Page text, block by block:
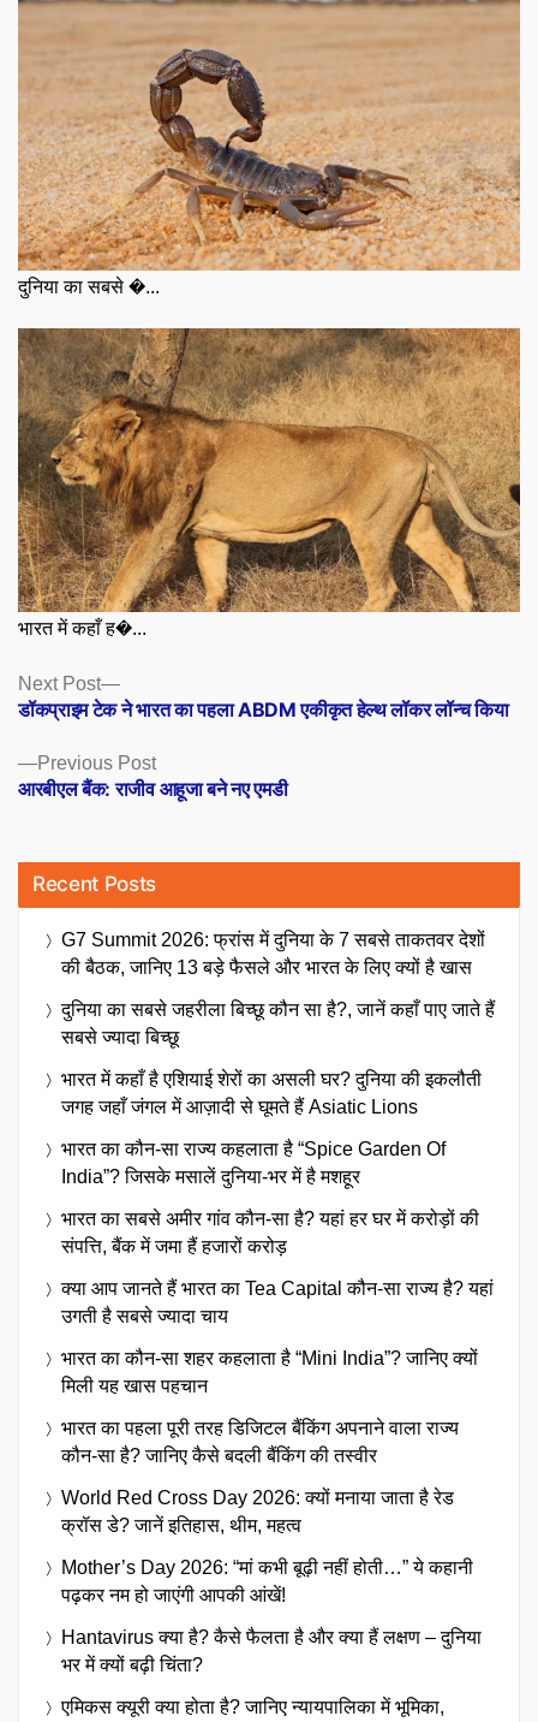
दुनिया का सबसे �...
भारत में कहाँ ह�...
Posts
navigation
Previous PostPrevious
post:
आरबीएल बैंक: राजीव आहूजा बने नए एमडी
Next Post
Next
post:
डॉकप्राइम टेक ने भारत का पहला ABDM एकीकृत हेल्थ लॉकर लॉन्च किया
Recent Posts
G7 Summit 2026: फ्रांस में दुनिया के 7 सबसे ताकतवर देशों
की बैठक, जानिए 13 बड़े फैसले और भारत के लिए क्यों है खास
दुनिया का सबसे जहरीला बिच्छू कौन सा है?, जानें कहाँ पाए जाते हैं
सबसे ज्यादा बिच्छू
भारत में कहाँ है एशियाई शेरों का असली घर? दुनिया की इकलौती
जगह जहाँ जंगल में आज़ादी से घूमते हैं Asiatic Lions
भारत का कौन-सा राज्य कहलाता है “Spice Garden Of
India”? जिसके मसालें दुनिया-भर में है मशहूर
भारत का सबसे अमीर गांव कौन-सा है? यहां हर घर में करोड़ों की
संपत्ति, बैंक में जमा हैं हजारों करोड़
क्या आप जानते हैं भारत का Tea Capital कौन-सा राज्य है? यहां
उगती है सबसे ज्यादा चाय
भारत का कौन-सा शहर कहलाता है “Mini India”? जानिए क्यों
मिली यह खास पहचान
भारत का पहला पूरी तरह डिजिटल बैंकिंग अपनाने वाला राज्य
कौन-सा है? जानिए कैसे बदली बैंकिंग की तस्वीर
World Red Cross Day 2026: क्यों मनाया जाता है रेड
क्रॉस डे? जानें इतिहास, थीम, महत्व
Mother’s Day 2026: “मां कभी बूढ़ी नहीं होती…” ये कहानी
पढ़कर नम हो जाएंगी आपकी आंखें!
Hantavirus क्या है? कैसे फैलता है और क्या हैं लक्षण – दुनिया
भर में क्यों बढ़ी चिंता?
एमिकस क्यूरी क्या होता है? जानिए न्यायपालिका में भूमिका,